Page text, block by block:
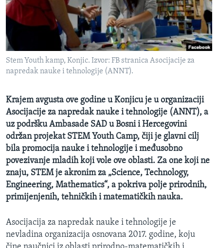
MAGAZIN
O GLASU AMERIKE
Learning English
Jezici
Stem Youth kamp, Konjic. Izvor: FB stranica Asocijacije za
napredak nauke i tehnologije (ANNT).
Krajem avgusta ove godine u Konjicu je u organizaciji
Asocijacije za napredak nauke i tehnologije (ANNT), a
uz podršku Ambasade SAD u Bosni i Hercegovini
održan projekat STEM Youth Camp, čiji je glavni cilj
bila promocija nauke i tehnologije i međusobno
povezivanje mladih koji vole ove oblasti. Za one koji ne
znaju, STEM je akronim za „Science, Technology,
Engineering, Mathematics“, a pokriva polje prirodnih,
primijenjenih, tehničkih i matematičkih nauka.
Asocijacija za napredak nauke i tehnologije je
nevladina organizacija osnovana 2017. godine, koju